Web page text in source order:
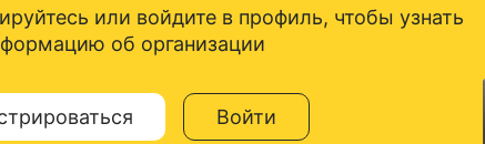
или войдите в профиль, чтобы узнать
об организации
Войти